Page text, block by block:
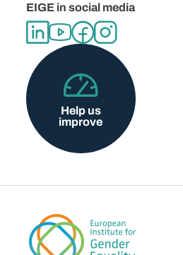
EIGE in social media
Help us
improve